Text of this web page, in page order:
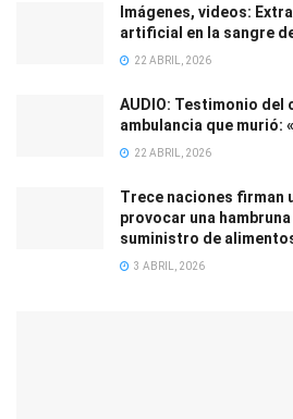
Imágenes, videos:
artificial en la sangre
22 ABRIL, 2026
AUDIO: Testimonio del
ambulancia que murió:
22 ABRIL, 2026
Trece naciones firman
provocar una
suministro de
3 ABRIL, 2026